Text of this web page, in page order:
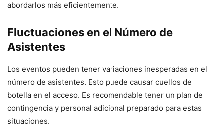
abordarlos más eficientemente.
Fluctuaciones en el Número de
Asistentes
Los eventos pueden tener variaciones inesperadas en el
número de asistentes. Esto puede causar cuellos de
botella en el acceso. Es recomendable tener un plan de
contingencia y personal adicional preparado para estas
situaciones.